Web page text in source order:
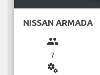
NISSAN ARMADA
group
7
miscellaneous_services